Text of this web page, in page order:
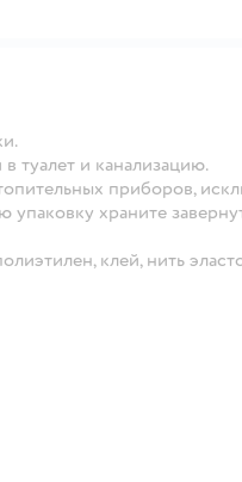
и канализацию.
приборов,
упаковку храните
клей, нить